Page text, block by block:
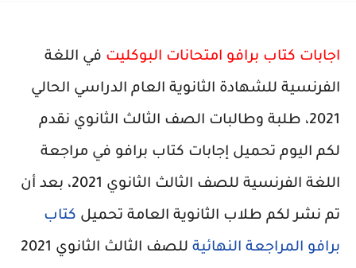
اجابات كتاب برافو امتحانات البوكليت في اللغة
الفرنسية للشهادة الثانوية العام الدراسي الحالي
2021، طلبة وطالبات الصف الثالث الثانوي نقدم
لكم اليوم تحميل إجابات كتاب برافو في مراجعة
اللغة الفرنسية
للصف الثالث الثانوي 2021، بعد أن
تم نشر لكم طلاب الثانوية العامة تحميل كتاب
برافو المراجعة النهائية للصف الثالث الثانوي 2021